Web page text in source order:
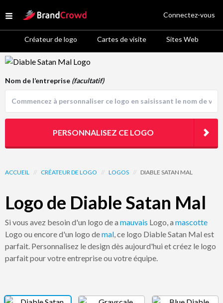
Open menu
Site Logo
Créateur de logo Cartes de visite Sites Web
Connectez-vous
Logo Template Preview
ACCUEIL // CRÉATEUR DE LOGO // LOGOS // DIABLE SATAN MAL
Logo de Diable Satan Mal
Si vous avez besoin d'un logo de a mauvais Logo, a mascotte
Logo ou encore d'un logo demal, ce logo Diable Satan Mal est
parfait. Personnalisez le design dès aujourd'hui et créez le logo
parfait pour votre entreprise ou votre équipe.
Nom de l’entreprise (facultatif)
PERSONNALISEZ CE LOGO